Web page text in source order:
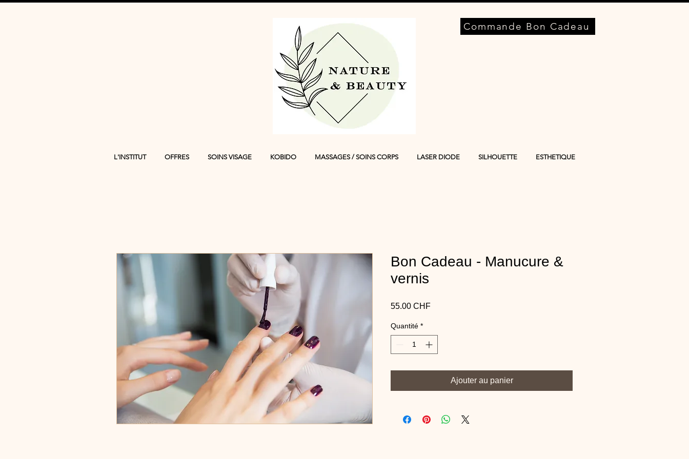
Commande Bon Cadeau
L'INSTITUT OFFRES SOINS VISAGE KOBIDO MASSAGES / SOINS CORPS LASER DIODE SILHOUETTE ESTHETIQUE
Bon Cadeau - Manucure &
vernis
55.00 CHFPrix
Quantité *
Ajouter au panier